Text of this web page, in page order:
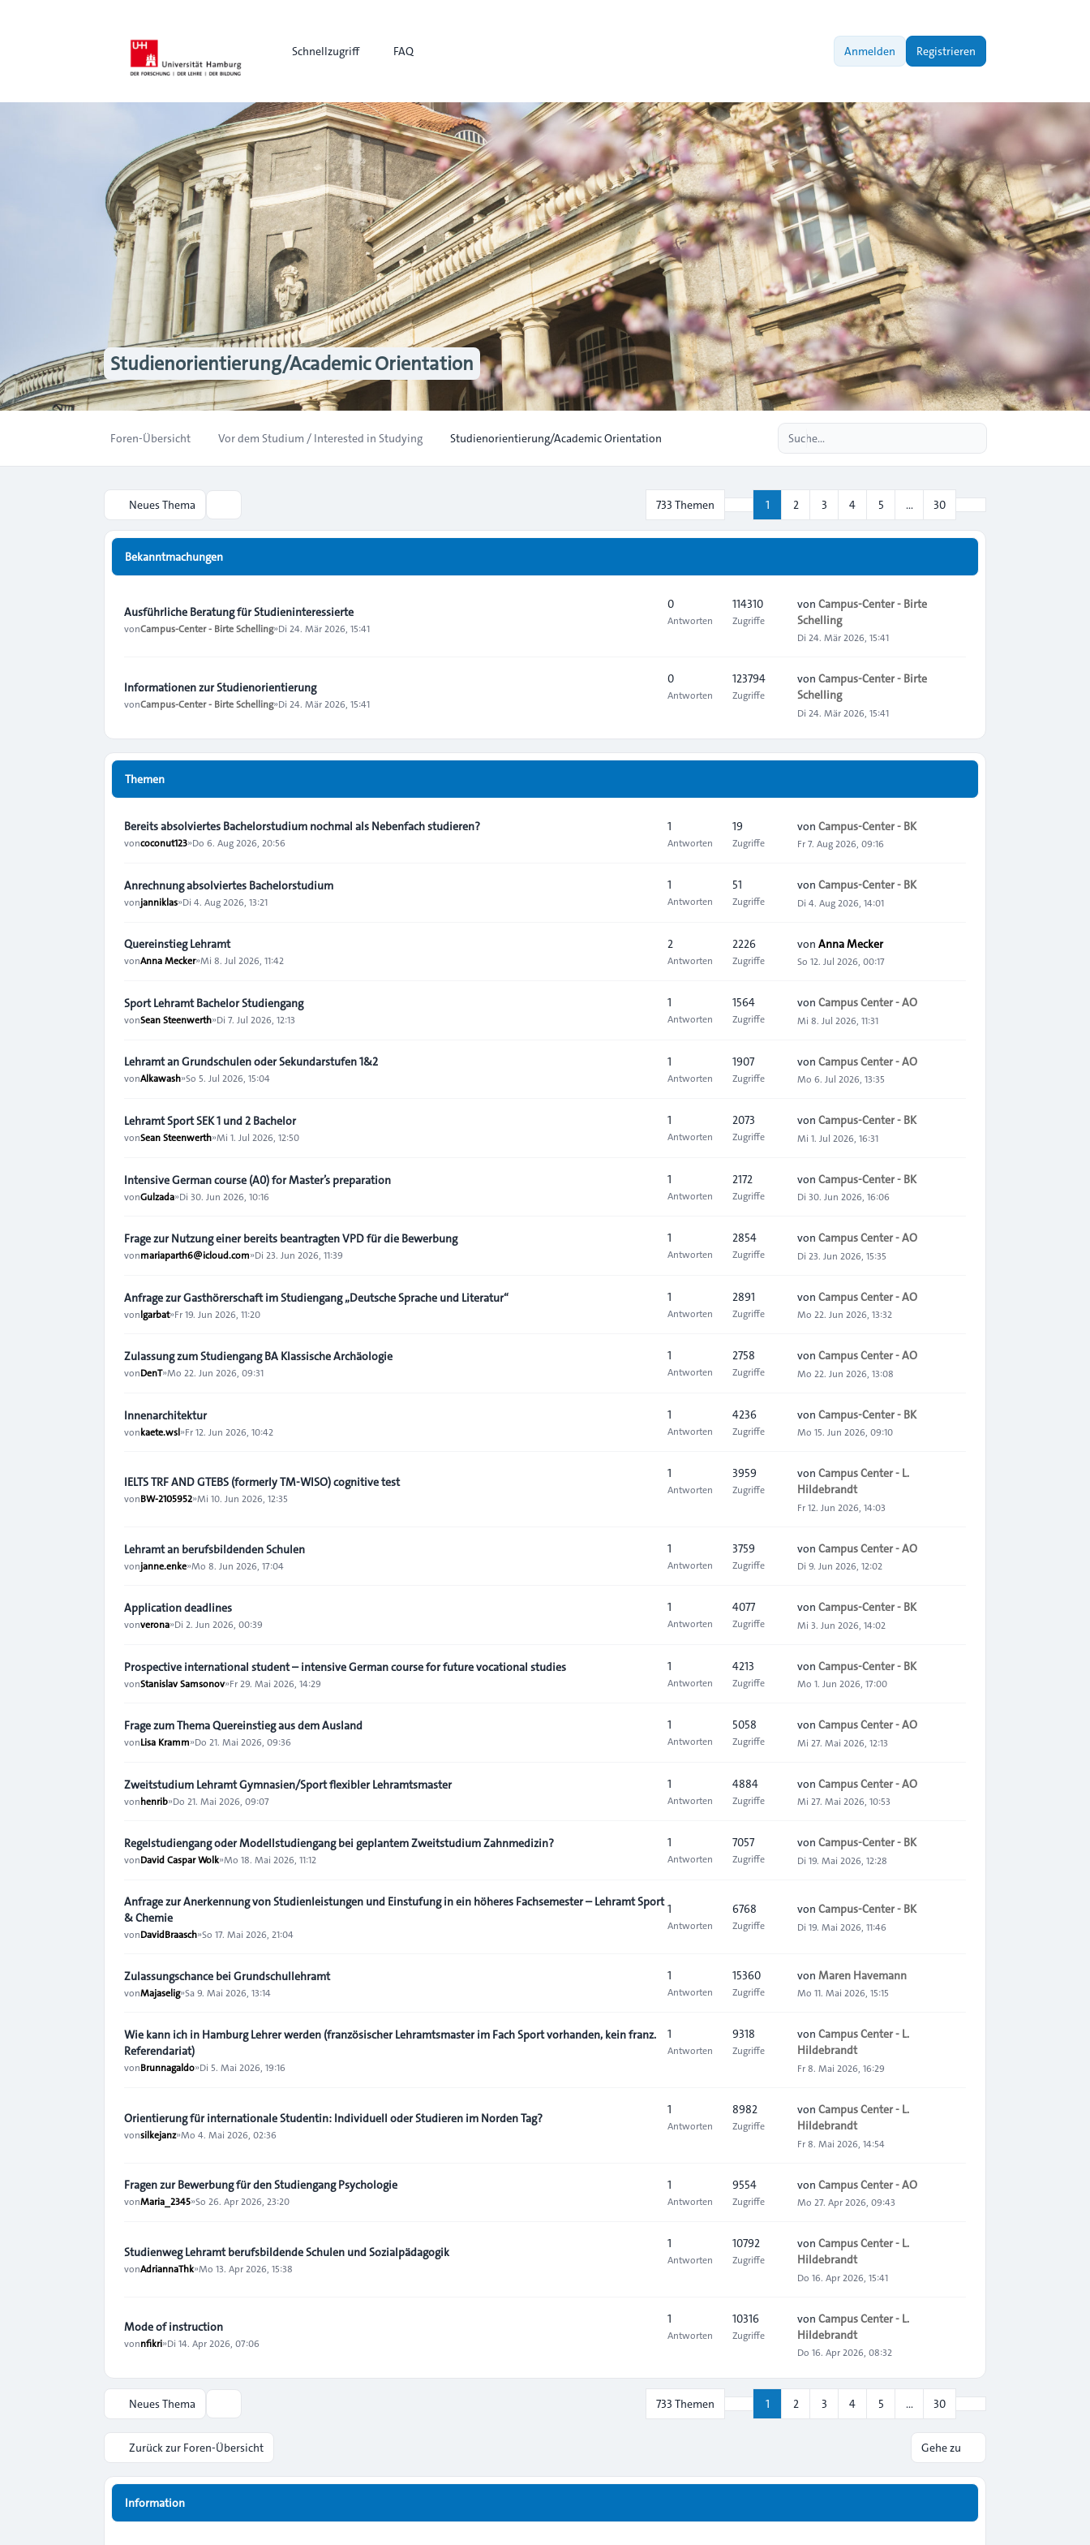
Schnellzugriff FAQ Anmelden Registrieren
Studienorientierung/Academic Orientation
Foren-Übersicht Vor dem Studium / Interested in Studying Studienorientierung/Academic Orientation
Neues Thema Suche 733 Themen Seite von 30
1 2 3 4 5 … 30 Nächste
Bekanntmachungen
Ausführliche Beratung für Studieninteressierte
vonCampus-Center - Birte Schelling»Di 24. Mär 2026, 15:41
0
Antworten
114310
Zugriffe
von Campus-Center - Birte
Schelling
Di 24. Mär 2026, 15:41
Informationen zur Studienorientierung
vonCampus-Center - Birte Schelling»Di 24. Mär 2026, 15:41
0
Antworten
123794
Zugriffe
von Campus-Center - Birte
Schelling
Di 24. Mär 2026, 15:41
Themen
Bereits absolviertes Bachelorstudium nochmal als Nebenfach studieren?
voncoconut123»Do 6. Aug 2026, 20:56
1
Antworten
19
Zugriffe
von Campus-Center - BK
Fr 7. Aug 2026, 09:16
Anrechnung absolviertes Bachelorstudium
vonjanniklas»Di 4. Aug 2026, 13:21
1
Antworten
51
Zugriffe
von Campus-Center - BK
Di 4. Aug 2026, 14:01
Quereinstieg Lehramt
vonAnna Mecker»Mi 8. Jul 2026, 11:42
2
Antworten
2226
Zugriffe
von Anna Mecker
So 12. Jul 2026, 00:17
Sport Lehramt Bachelor Studiengang
vonSean Steenwerth»Di 7. Jul 2026, 12:13
1
Antworten
1564
Zugriffe
von Campus Center - AO
Mi 8. Jul 2026, 11:31
Lehramt an Grundschulen oder Sekundarstufen 1&2
vonAlkawash»So 5. Jul 2026, 15:04
1
Antworten
1907
Zugriffe
von Campus Center - AO
Mo 6. Jul 2026, 13:35
Lehramt Sport SEK 1 und 2 Bachelor
vonSean Steenwerth»Mi 1. Jul 2026, 12:50
1
Antworten
2073
Zugriffe
von Campus-Center - BK
Mi 1. Jul 2026, 16:31
Intensive German course (A0) for Master’s preparation
vonGulzada»Di 30. Jun 2026, 10:16
1
Antworten
2172
Zugriffe
von Campus-Center - BK
Di 30. Jun 2026, 16:06
Frage zur Nutzung einer bereits beantragten VPD für die Bewerbung
vonmariaparth6@icloud.com»Di 23. Jun 2026, 11:39
1
Antworten
2854
Zugriffe
von Campus Center - AO
Di 23. Jun 2026, 15:35
Anfrage zur Gasthörerschaft im Studiengang „Deutsche Sprache und Literatur“
vonlgarbat»Fr 19. Jun 2026, 11:20
1
Antworten
2891
Zugriffe
von Campus Center - AO
Mo 22. Jun 2026, 13:32
Zulassung zum Studiengang BA Klassische Archäologie
vonDenT»Mo 22. Jun 2026, 09:31
1
Antworten
2758
Zugriffe
von Campus Center - AO
Mo 22. Jun 2026, 13:08
Innenarchitektur
vonkaete.wsl»Fr 12. Jun 2026, 10:42
1
Antworten
4236
Zugriffe
von Campus-Center - BK
Mo 15. Jun 2026, 09:10
IELTS TRF AND GTEBS (formerly TM-WISO) cognitive test
vonBW-2105952»Mi 10. Jun 2026, 12:35
1
Antworten
3959
Zugriffe
von Campus Center - L.
Hildebrandt
Fr 12. Jun 2026, 14:03
Lehramt an berufsbildenden Schulen
vonjanne.enke»Mo 8. Jun 2026, 17:04
1
Antworten
3759
Zugriffe
von Campus Center - AO
Di 9. Jun 2026, 12:02
Application deadlines
vonverona»Di 2. Jun 2026, 00:39
1
Antworten
4077
Zugriffe
von Campus-Center - BK
Mi 3. Jun 2026, 14:02
Prospective international student – intensive German course for future vocational studies
vonStanislav Samsonov»Fr 29. Mai 2026, 14:29
1
Antworten
4213
Zugriffe
von Campus-Center - BK
Mo 1. Jun 2026, 17:00
Frage zum Thema Quereinstieg aus dem Ausland
vonLisa Kramm»Do 21. Mai 2026, 09:36
1
Antworten
5058
Zugriffe
von Campus Center - AO
Mi 27. Mai 2026, 12:13
Zweitstudium Lehramt Gymnasien/Sport flexibler Lehramtsmaster
vonhenrib»Do 21. Mai 2026, 09:07
1
Antworten
4884
Zugriffe
von Campus Center - AO
Mi 27. Mai 2026, 10:53
Regelstudiengang oder Modellstudiengang bei geplantem Zweitstudium Zahnmedizin?
vonDavid Caspar Wolk»Mo 18. Mai 2026, 11:12
1
Antworten
7057
Zugriffe
von Campus-Center - BK
Di 19. Mai 2026, 12:28
Anfrage zur Anerkennung von Studienleistungen und Einstufung in ein höheres Fachsemester – Lehramt Sport
& Chemie
vonDavidBraasch»So 17. Mai 2026, 21:04
1
Antworten
6768
Zugriffe
von Campus-Center - BK
Di 19. Mai 2026, 11:46
Zulassungschance bei Grundschullehramt
vonMajaselig»Sa 9. Mai 2026, 13:14
1
Antworten
15360
Zugriffe
von Maren Havemann
Mo 11. Mai 2026, 15:15
Wie kann ich in Hamburg Lehrer werden (französischer Lehramtsmaster im Fach Sport vorhanden, kein franz.
Referendariat)
vonBrunnagaldo»Di 5. Mai 2026, 19:16
1
Antworten
9318
Zugriffe
von Campus Center - L.
Hildebrandt
Fr 8. Mai 2026, 16:29
Orientierung für internationale Studentin: Individuell oder Studieren im Norden Tag?
vonsilkejanz»Mo 4. Mai 2026, 02:36
1
Antworten
8982
Zugriffe
von Campus Center - L.
Hildebrandt
Fr 8. Mai 2026, 14:54
Fragen zur Bewerbung für den Studiengang Psychologie
vonMaria_2345»So 26. Apr 2026, 23:20
1
Antworten
9554
Zugriffe
von Campus Center - AO
Mo 27. Apr 2026, 09:43
Studienweg Lehramt berufsbildende Schulen und Sozialpädagogik
vonAdriannaThk»Mo 13. Apr 2026, 15:38
1
Antworten
10792
Zugriffe
von Campus Center - L.
Hildebrandt
Do 16. Apr 2026, 15:41
Mode of instruction
vonnfikri»Di 14. Apr 2026, 07:06
1
Antworten
10316
Zugriffe
von Campus Center - L.
Hildebrandt
Do 16. Apr 2026, 08:32
Neues Thema Anzeige- und Sortierungs-Einstellungen 733 Themen Seite von 30
1 2 3 4 5 … 30
Zurück zur Foren-Übersicht Gehe zu
Information